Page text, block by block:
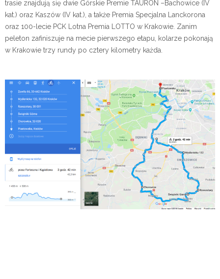
trasie znajdują się dwie Górskie Premie TAURON –Bachowice (IV
kat.) oraz Kaszów (IV kat.), a także Premia Specjalna Lanckorona
oraz 100-lecie PCK Lotna Premia LOTTO w Krakowie. Zanim
peleton zafiniszuje na mecie pierwszego etapu, kolarze pokonają
w Krakowie trzy rundy po cztery kilometry każda.